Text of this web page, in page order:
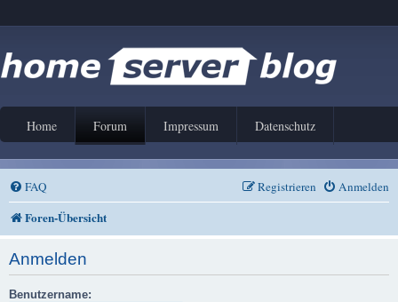
Home Forum Impressum Datenschutz
FAQ Anmelden
Registrieren
Foren-Übersicht
Anmelden
Benutzername: